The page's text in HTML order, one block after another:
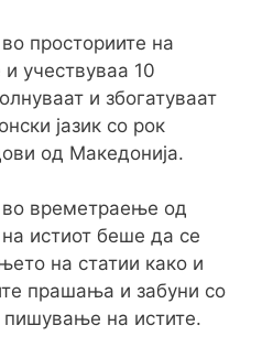
просториите на
учествуваа 10
и збогатуваат
јазик со рок
од Македонија.
времетраење од
истиот беше да се
на статии како и
прашања и забуни со
пишување на истите.